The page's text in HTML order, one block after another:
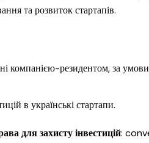
та розвиток стартапів.
компанією-резидентом, за
в українські стартапи.
для захисту інвестицій: